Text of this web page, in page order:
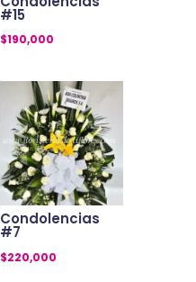
#15
$190,000
Condolencias
#7
$220,000